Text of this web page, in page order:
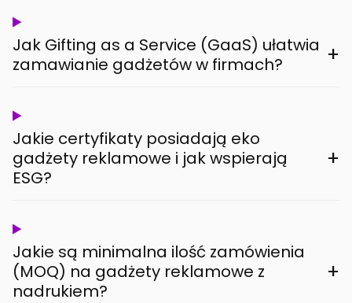
Jak Gifting as a Service (GaaS) ułatwia
zamawianie gadżetów w firmach?
+
Jakie certyfikaty posiadają eko
gadżety reklamowe i jak wspierają
ESG?
+
Jakie są minimalna ilość zamówienia
(MOQ) na gadżety reklamowe z
nadrukiem?
+